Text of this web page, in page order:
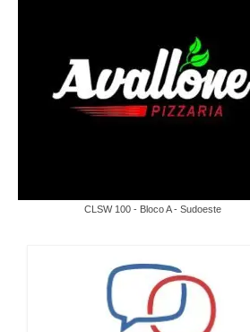
CLSW 100 - Bloco A - Sudoeste